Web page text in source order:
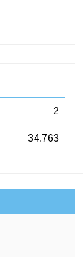
2
34.763